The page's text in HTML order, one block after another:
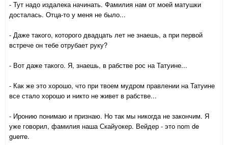
- Тут надо издалека начинать. Фамилия нам от моей матушки
досталась. Отца-то у меня не было...
- Даже такого, которого двадцать лет не знаешь, а при первой
встрече он тебе отрубает руку?
- Вот даже такого. Я, знаешь, в рабстве рос на Татуине...
- Как же это хорошо, что при твоем мудром правлении на Татуине
все стало хорошо и никто не живет в рабстве...
- Иронию понимаю и признаю. Но так мы никогда не закончим. Я
уже говорил, фамилия наша Скайуокер. Вейдер - это nom de
guerre.